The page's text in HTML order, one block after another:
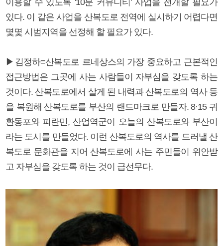
있다. 이 같은 사업을 산복도로 전역에 실시하기 어렵다면
몇몇 시범지역을 선정해 할 필요가 있다.
▶김정하=산복도로 르네상스의 가장 중요하고 근본적인
접근방법은 그곳에 사는 사람들이 자부심을 갖도록 하는
것이다. 산복도로에서 살게 된 내력과 산복도로의 역사 등
을 복원해 산복도로를 부산의 랜드마크로 만들자. 8·15 귀
환동포와 피란민, 산업역군이 오늘의 산복도로와 부산이
라는 도시를 만들었다. 이런 산복도로의 역사를 드러낼 산
복도로 문화관을 지어 산복도로에 사는 주민들이 위안받
고 자부심을 갖도록 하는 것이 급선무다.